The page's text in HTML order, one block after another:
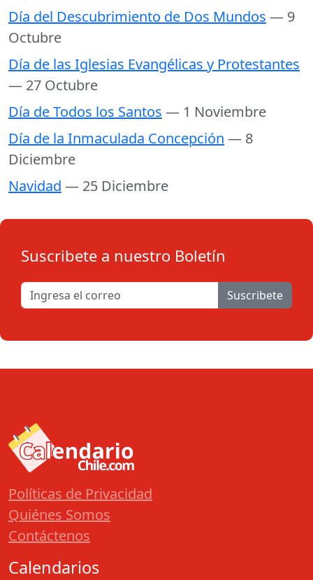
Día del Descubrimiento de Dos Mundos — 9
Octubre
Día de las Iglesias Evangélicas y Protestantes
— 27 Octubre
Día de Todos los Santos — 1 Noviembre
Día de la Inmaculada Concepción — 8
Diciembre
Navidad — 25 Diciembre
Suscribete a nuestro Boletín
Suscribete
Políticas de Privacidad
Quiénes Somos
Contáctenos
Calendarios